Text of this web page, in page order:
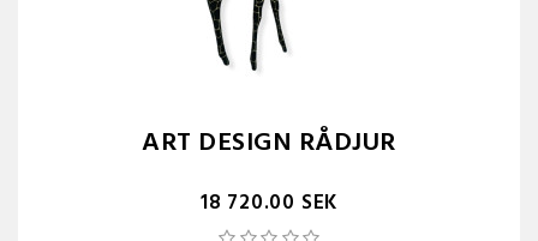
ART DESIGN RÅDJUR
18 720.00 SEK